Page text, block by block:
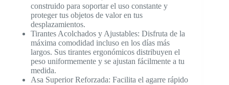
construido para soportar el uso constante y
proteger tus objetos de valor en tus
desplazamientos.
Tirantes Acolchados y Ajustables: Disfruta de la
máxima comodidad incluso en los días más
largos. Sus tirantes ergonómicos distribuyen el
peso uniformemente y se ajustan fácilmente a tu
medida.
Asa Superior Reforzada: Facilita el agarre rápido